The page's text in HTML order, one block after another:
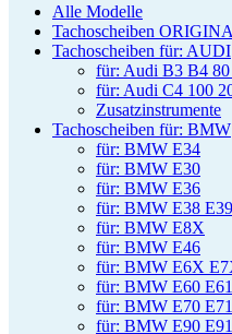
Alle Modelle
Tachoscheiben
Tachoscheiben für: AUDI
für: Audi B3 B4
für: Audi C4 100
Zusatzinstrumente
Tachoscheiben für: BMW
für: BMW E34
für: BMW E30
für: BMW E36
für: BMW E38
für: BMW E8X
für: BMW E46
für: BMW E6X
für: BMW E60
für: BMW E70
für: BMW E90